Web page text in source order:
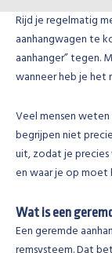
Rijd je regelmatig
aanhangwagen te
aanhanger” tegen.
wanneer heb je het
Veel mensen weten
begrijpen niet
uit, zodat je
en waar je op
Wat is een
Een geremde